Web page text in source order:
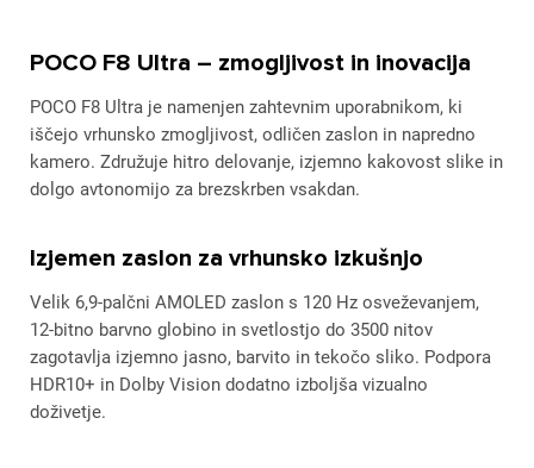
POCO F8 Ultra – zmogljivost in inovacija
POCO F8 Ultra je namenjen zahtevnim uporabnikom, ki
iščejo vrhunsko zmogljivost, odličen zaslon in napredno
kamero. Združuje hitro delovanje, izjemno kakovost slike in
dolgo avtonomijo za brezskrben vsakdan.
Izjemen zaslon za vrhunsko izkušnjo
Velik 6,9-palčni AMOLED zaslon s 120 Hz osveževanjem,
12-bitno barvno globino in svetlostjo do 3500 nitov
zagotavlja izjemno jasno, barvito in tekočo sliko. Podpora
HDR10+ in Dolby Vision dodatno izboljša vizualno
doživetje.